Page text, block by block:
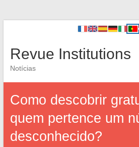
Revue Institutions
Notícias
Como descobrir
quem pertence um
desconhecido?